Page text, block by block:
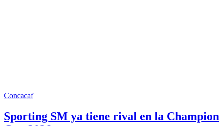
Concacaf
Sporting SM ya tiene rival en la